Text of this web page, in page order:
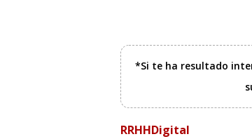
*Si te ha resultado
RRHHDigital